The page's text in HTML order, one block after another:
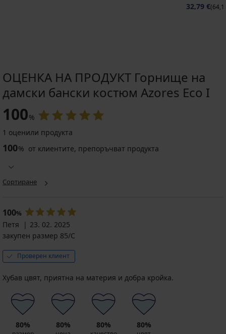
32,79 €
ОЦЕНКА НА ПРОДУКТ Горнище на
дамски бански костюм Azores Eco I
100%
1 оценили продукта
100% от клиентите, препоръчват продукта
Сортиране
100%
Петя
23. 02. 2025
закупен размер 85/C
Проверен клиент
Хубав цвят, приятна на материя и добра кройка.
80% 80% 80% 80%